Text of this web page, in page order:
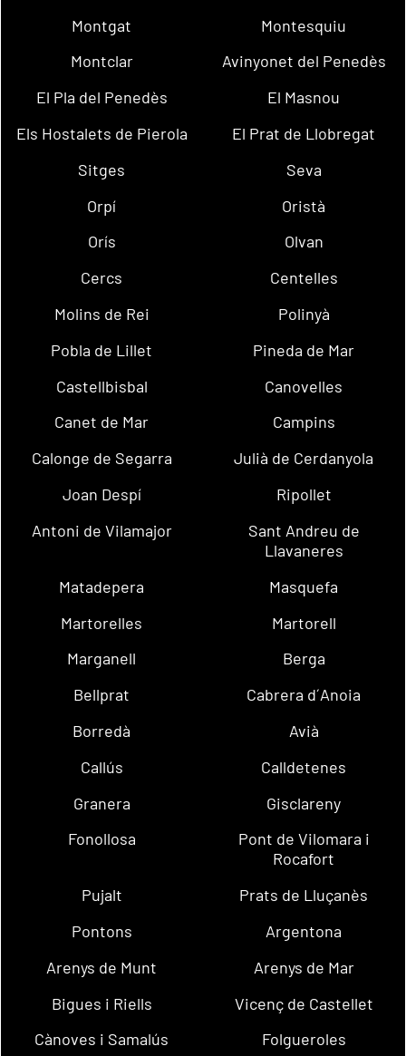
Montgat
Montesquiu
Montclar
Avinyonet del Penedès
El Pla del Penedès
El Masnou
Els Hostalets de Pierola
El Prat de Llobregat
Sitges
Seva
Orpí
Oristà
Orís
Olvan
Cercs
Centelles
Molins de Rei
Polinyà
Pobla de Lillet
Pineda de Mar
Castellbisbal
Canovelles
Canet de Mar
Campins
Calonge de Segarra
Julià de Cerdanyola
Joan Despí
Ripollet
Antoni de Vilamajor
Sant Andreu de
Llavaneres
Matadepera
Masquefa
Martorelles
Martorell
Marganell
Berga
Bellprat
Cabrera d´Anoia
Borredà
Avià
Callús
Calldetenes
Granera
Gisclareny
Fonollosa
Pont de Vilomara i
Rocafort
Pujalt
Prats de Lluçanès
Pontons
Argentona
Arenys de Munt
Arenys de Mar
Bigues i Riells
Vicenç de Castellet
Cànoves i Samalús
Folgueroles